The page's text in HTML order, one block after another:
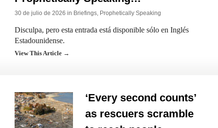
30 de julio de 2026 in Briefings, Prophetically Speaking
Disculpa, pero esta entrada está disponible sólo en Inglés
Estadounidense.
View This Article →
‘Every second counts’
as rescuers scramble